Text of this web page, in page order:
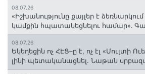
08.07.26
«Իշխանությունը քայլեր է
կամքին հպատակեցնելու համար»․
08.07.26
Եկեղեցին ոչ ՀԷՑ–ը է, ոչ էլ «Մուլտի
լինի պետականացնել. Նաթան